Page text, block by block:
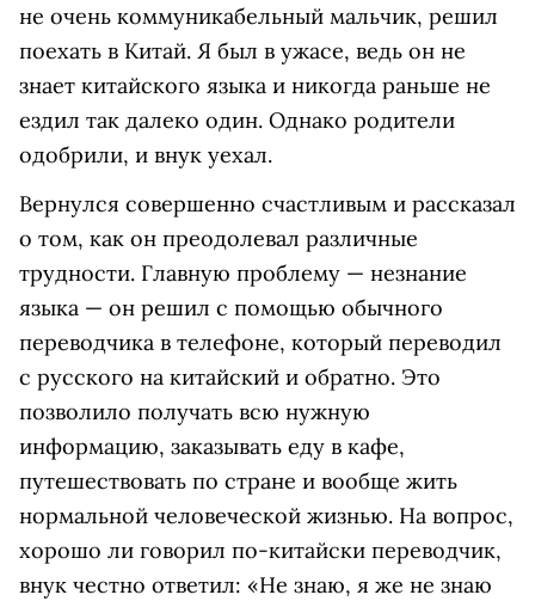
не очень коммуникабельный мальчик, решил
поехать в Китай. Я был в ужасе, ведь он не
знает китайского языка и никогда раньше не
ездил так далеко один. Однако родители
одобрили, и внук уехал.
Вернулся совершенно счастливым и рассказал
о том, как он преодолевал различные
трудности. Главную проблему — незнание
языка — он решил с помощью обычного
переводчика в телефоне, который переводил
с русского на китайский и обратно. Это
позволило получать всю нужную
информацию, заказывать еду в кафе,
путешествовать по стране и вообще жить
нормальной человеческой жизнью. На вопрос,
хорошо ли говорил по-китайски переводчик,
внук честно ответил: «Не знаю, я же не знаю